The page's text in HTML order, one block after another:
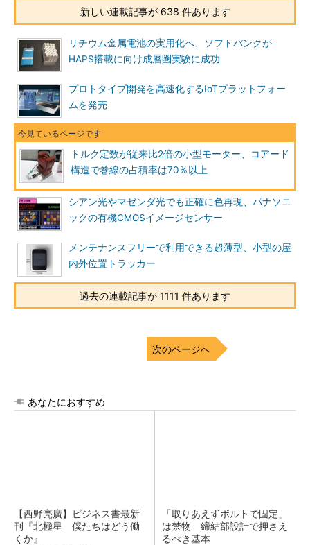
新しい連載記事が 638 件あります
リチウム金属電池の実用化へ、ソフトバンクが
HAPS搭載に向け成層圏実験に成功
プロトタイプ開発を高速化するIoTプラットフォー
ムを発売
トルク定数が従来比2倍の小型モーター、コアード
構造で巻線の占積率は70％以上
シアン光やマゼンダ光でも正確に色再現、パナソニ
ックの有機CMOSイメージセンサー
メンテナンスフリーで利用できる超薄型、小型の屋
内外位置トラッカー
過去の連載記事が 1111 件あります
次のページへ
あなたにおすすめ
【西野亮廣】ビジネス書最新
刊『北極星 僕たちはどう働
くか』
「取りあえずボルトで固定」
は禁物 締結部設計で押さえ
るべき基本